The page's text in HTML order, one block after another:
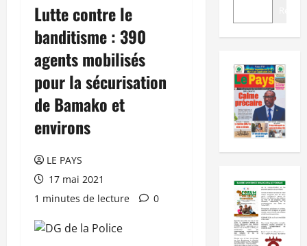
Lutte contre le
banditisme : 390
agents mobilisés
pour la sécurisation
de Bamako et
environs
LE PAYS
17 mai 2021
1 minutes de lecture
0